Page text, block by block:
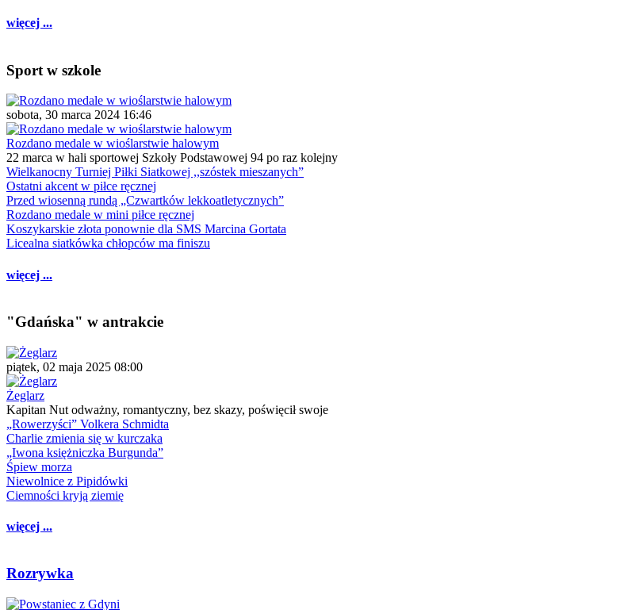
więcej ...
Sport w szkole
sobota, 30 marca 2024 16:46
Rozdano medale w wioślarstwie halowym
22 marca w hali sportowej Szkoły Podstawowej 94 po raz kolejny
Wielkanocny Turniej Piłki Siatkowej ,,szóstek mieszanych”
Ostatni akcent w piłce ręcznej
Przed wiosenną rundą „Czwartków lekkoatletycznych”
Rozdano medale w mini piłce ręcznej
Koszykarskie złota ponownie dla SMS Marcina Gortata
Licealna siatkówka chłopców ma finiszu
więcej ...
"Gdańska" w antrakcie
piątek, 02 maja 2025 08:00
Żeglarz
Kapitan Nut odważny, romantyczny, bez skazy, poświęcił swoje
„Rowerzyści” Volkera Schmidta
Charlie zmienia się w kurczaka
„Iwona księżniczka Burgunda”
Śpiew morza
Niewolnice z Pipidówki
Ciemności kryją ziemię
więcej ...
Rozrywka